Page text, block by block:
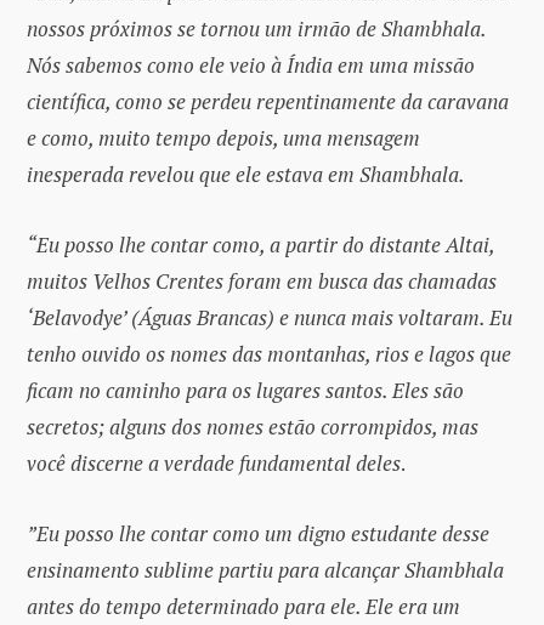
nossos próximos se tornou um irmão de Shambhala.
Nós sabemos como ele veio à Índia em uma missão
científica, como se perdeu repentinamente da caravana
e como, muito tempo depois, uma mensagem
inesperada revelou que ele estava em Shambhala.
“Eu posso lhe contar como, a partir do distante Altai,
muitos Velhos Crentes foram em busca das chamadas
‘Belavodye’ (Águas Brancas) e nunca mais voltaram. Eu
tenho ouvido os nomes das montanhas, rios e lagos que
ficam no caminho para os lugares santos. Eles são
secretos; alguns dos nomes estão corrompidos, mas
você discerne a verdade fundamental deles.
”Eu posso lhe contar como um digno estudante desse
ensinamento sublime partiu para alcançar Shambhala
antes do tempo determinado para ele. Ele era um